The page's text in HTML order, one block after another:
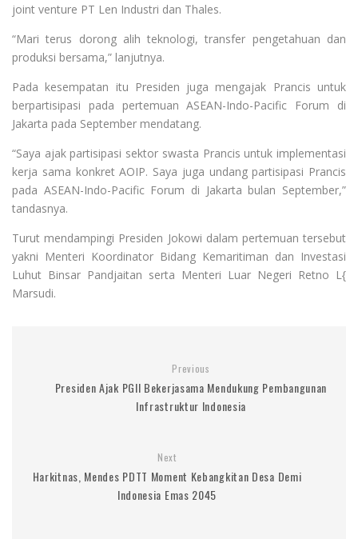
joint venture PT Len Industri dan Thales.
“Mari terus dorong alih teknologi, transfer pengetahuan dan
produksi bersama,” lanjutnya.
Pada kesempatan itu Presiden juga mengajak Prancis untuk
berpartisipasi pada pertemuan ASEAN-Indo-Pacific Forum di
Jakarta pada September mendatang.
“Saya ajak partisipasi sektor swasta Prancis untuk implementasi
kerja sama konkret AOIP. Saya juga undang partisipasi Prancis
pada ASEAN-Indo-Pacific Forum di Jakarta bulan September,”
tandasnya.
Turut mendampingi Presiden Jokowi dalam pertemuan tersebut
yakni Menteri Koordinator Bidang Kemaritiman dan Investasi
Luhut Binsar Pandjaitan serta Menteri Luar Negeri Retno L{
Marsudi.
Previous
Presiden Ajak PGII Bekerjasama Mendukung Pembangunan
Infrastruktur Indonesia
Next
Harkitnas, Mendes PDTT Moment Kebangkitan Desa Demi
Indonesia Emas 2045